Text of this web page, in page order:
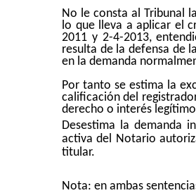
No le consta al Tribunal
lo que lleva a aplicar el
2011 y 2-4-2013,
resulta de la defensa de
en la demanda
Por tanto se estima la
calificación del
derecho o interés
Desestima la demanda
activa del Notario
titular.
Nota: en ambas